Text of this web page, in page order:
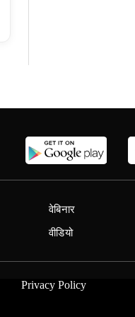
वेबिनार
वीडियो
Privacy Policy